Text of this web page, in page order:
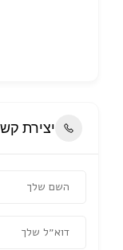
יצירת